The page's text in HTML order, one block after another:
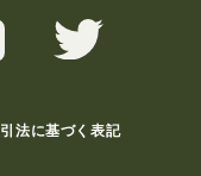
法に基づく表記